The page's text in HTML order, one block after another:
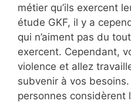
métier qu’ils exercent
étude GKF, il y a
qui n’aiment pas du
exercent. Cependant,
violence et allez
subvenir à vos
personnes considèrent